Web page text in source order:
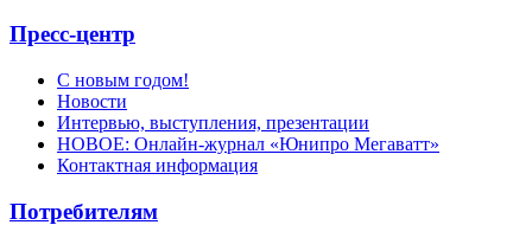
Пресс-центр
С новым годом!
Новости
Интервью, выступления, презентации
НОВОЕ: Онлайн-журнал «Юнипро Мегаватт»
Контактная информация
Потребителям